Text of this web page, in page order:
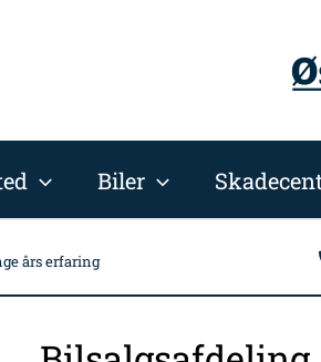
Biler
års erfaring